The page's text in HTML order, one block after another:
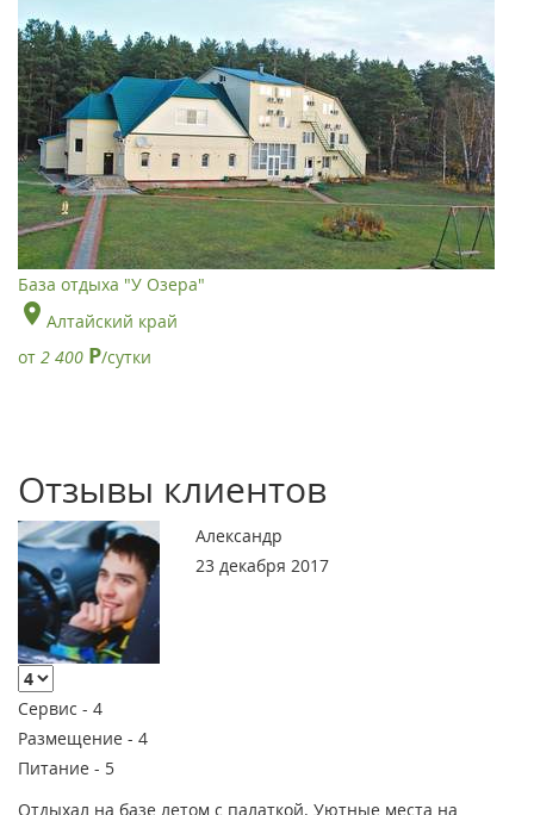
База отдыха "У Озера"
Алтайский край
от 2 400 Р/сутки
Отзывы клиентов
Александр
23 декабря 2017
Сервис - 4
Размещение - 4
Питание - 5
Отдыхал на базе летом с палаткой. Уютные места на